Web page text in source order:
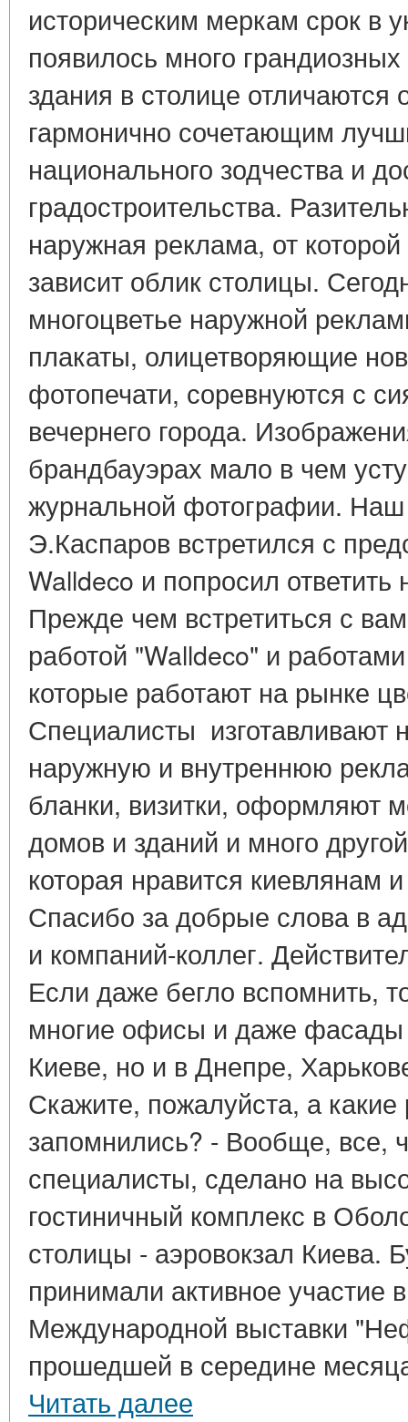
историческим меркам срок в
появилось много
здания в столице
гармонично сочетающим
национального зодчества и
градостроительства.
наружная реклама, от
зависит облик столицы.
многоцветье наружной
плакаты, олицетворяющие
фотопечати, соревнуются с
вечернего города.
брандбауэрах мало в чем
журнальной фотографии. Наш
Э.Каспаров встретился с
Walldeco и попросил ответить
Прежде чем встретиться с
работой "Walldeco" и
которые работают на рынке
Специалисты изготавливают
наружную и внутреннюю
бланки, визитки,
домов и зданий и много
которая нравится киевлянам
Спасибо за добрые слова в
и компаний-коллег.
Если даже бегло вспомнить,
многие офисы и даже фасады
Киеве, но и в Днепре,
Скажите, пожалуйста, а
запомнились? - Вообще, все,
специалисты, сделано на
гостиничный комплекс в
столицы - аэровокзал Киева.
принимали активное участие
Международной выставки
прошедшей в середине
Читать далее